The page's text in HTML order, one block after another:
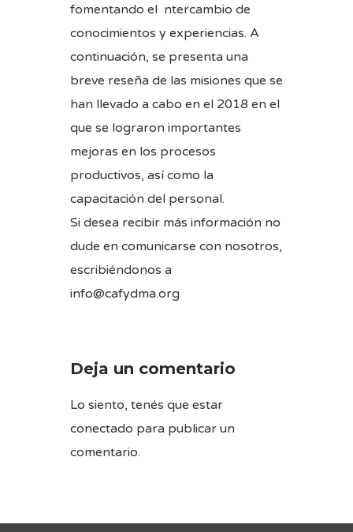
fomentando el ntercambio de
conocimientos y experiencias. A
continuación, se presenta una
breve reseña de las misiones que se
han llevado a cabo en el 2018 en el
que se lograron importantes
mejoras en los procesos
productivos, así como la
capacitación del personal.
Si desea recibir más información no
dude en comunicarse con nosotros,
escribiéndonos a
info@cafydma.org
Deja un comentario
Lo siento, tenés que estar
conectado para publicar un
comentario.